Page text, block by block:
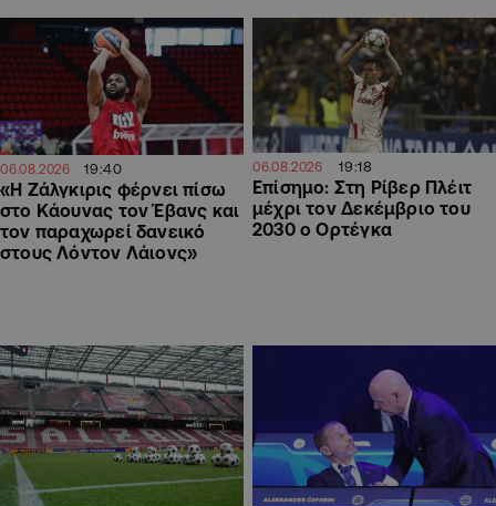
06.08.2026 19:40
«Η Ζάλγκιρις φέρνει πίσω
στο Κάουνας τον Έβανς και
τον παραχωρεί δανεικό
στους Λόντον Λάιονς»
06.08.2026 19:18
Επίσημο: Στη Ρίβερ Πλέιτ
μέχρι τον Δεκέμβριο του
2030 ο Ορτέγκα